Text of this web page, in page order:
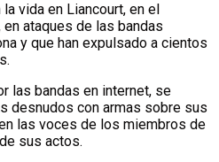
vida en Liancourt, en el
ataques de las bandas
y que han expulsado a cientos
las bandas en internet, se
desnudos con armas sobre sus
las voces de los miembros de
sus actos.